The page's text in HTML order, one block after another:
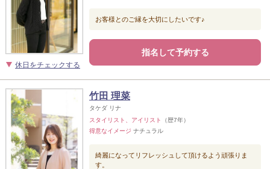
休日をチェックする
お客様とのご縁を大切にしたいです♪
指名して予約する
竹田 理菜
タケダ リナ
スタイリスト、アイリスト
（歴7年）
得意なイメージ ナチュラル
綺麗になってリフレッシュして頂けるよう頑張りま
す。